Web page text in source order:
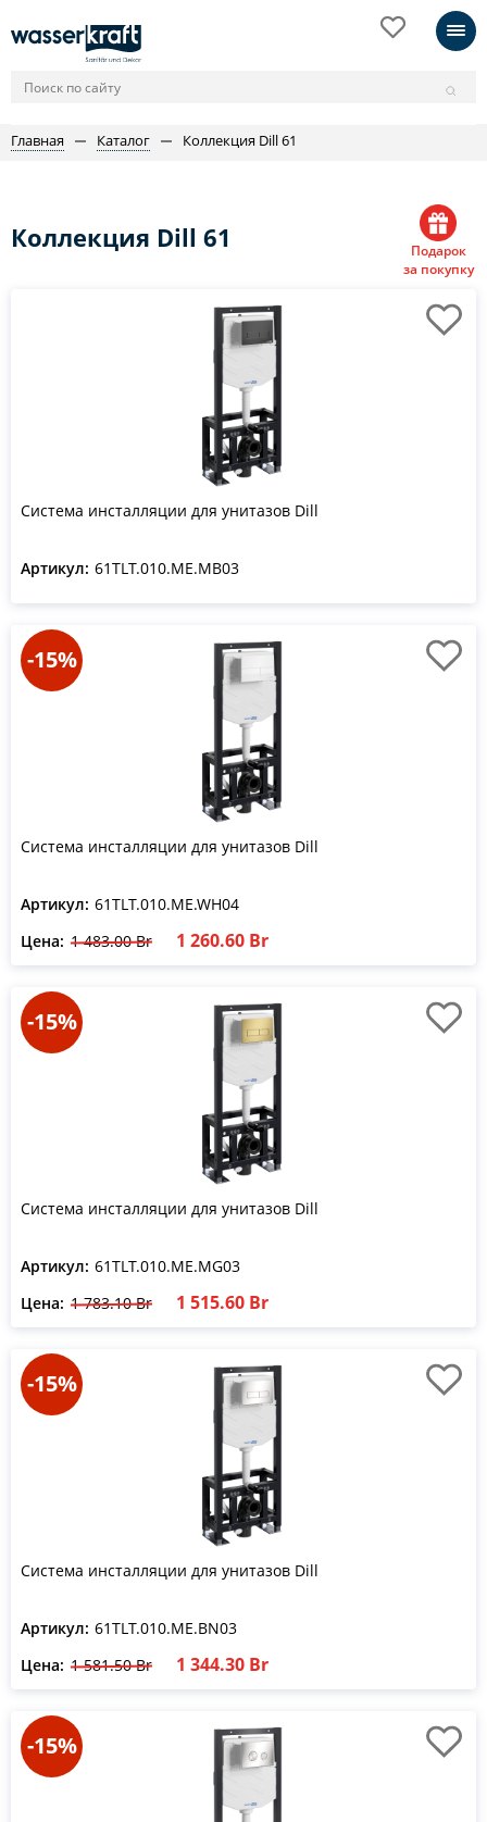
Главная Каталог Коллекция Dill 61
Коллекция Dill 61
Подарок
за покупку
Система инсталляции для унитазов Dill
Артикул: 61TLT.010.ME.MB03
-15%
Система инсталляции для унитазов Dill
Артикул: 61TLT.010.ME.WH04
Цена: 1 483.00 Br 1 260.60 Br
-15%
Система инсталляции для унитазов Dill
Артикул: 61TLT.010.ME.MG03
Цена: 1 783.10 Br 1 515.60 Br
-15%
Система инсталляции для унитазов Dill
Артикул: 61TLT.010.ME.BN03
Цена: 1 581.50 Br 1 344.30 Br
-15%